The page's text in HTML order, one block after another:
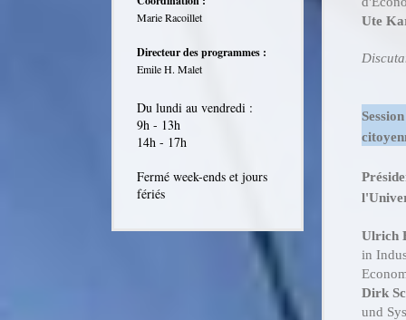
Marie Racoillet
Directeur des programmes :
Emile H. Malet
Du lundi au vendredi :
9h - 13h
14h - 17h
Fermé week-ends et jours
fériés
Ute
Ulrich
in
Dirk
und